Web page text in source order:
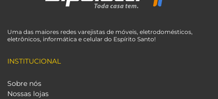
Uma das maiores redes varejistas de móveis, eletrodomésticos,
eletrônicos, informática e celular do Espírito Santo!
INSTITUCIONAL
Sobre nós
Nossas lojas